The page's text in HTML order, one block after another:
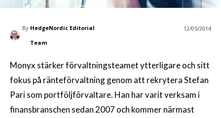
By HedgeNordic Editorial
Team
12/05/2014
Monyx stärker förvaltningsteamet ytterligare och sitt
fokus på ränteförvaltning genom att rekrytera Stefan
Pari som portföljförvaltare. Han har varit verksam i
finansbranschen sedan 2007 och kommer närmast